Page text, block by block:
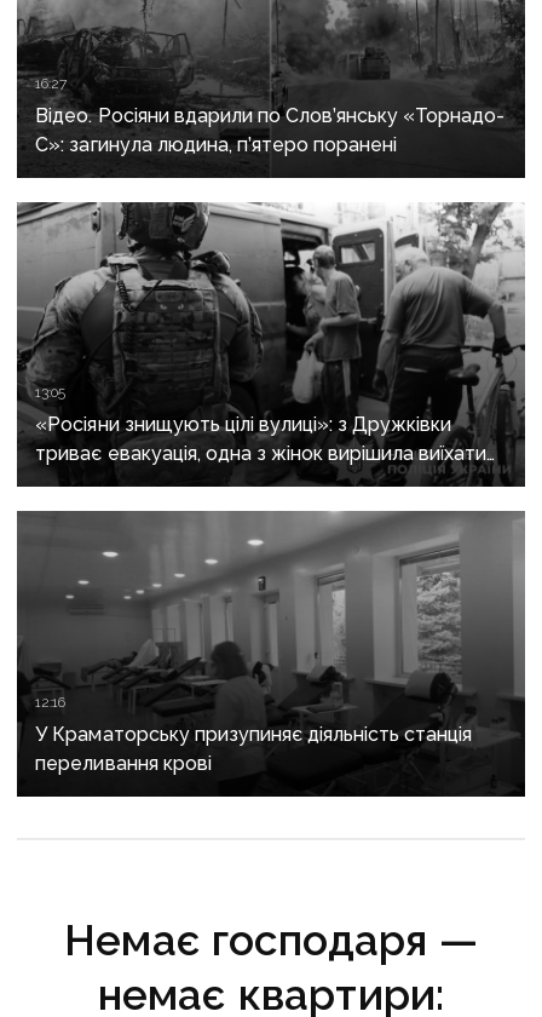
16:27
Відео. Росіяни вдарили по Слов’янську «Торнадо-
С»: загинула людина, п’ятеро поранені
13:05
«Росіяни знищують цілі вулиці»: з Дружківки
триває евакуація, одна з жінок вирішила виїхати
після загибелі чоловіка
12:16
У Краматорську призупиняє діяльність станція
переливання крові
Немає господаря —
немає квартири: